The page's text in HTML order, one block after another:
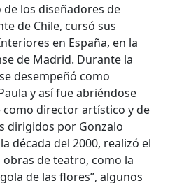
los diseñadores de
de Chile, cursó sus
en España, en la
de Madrid. Durante la
desempeñó como
y así fue abriéndose
como director artístico y de
dirigidos por Gonzalo
década del 2000, realizó el
de teatro, como la
de las flores”, algunos